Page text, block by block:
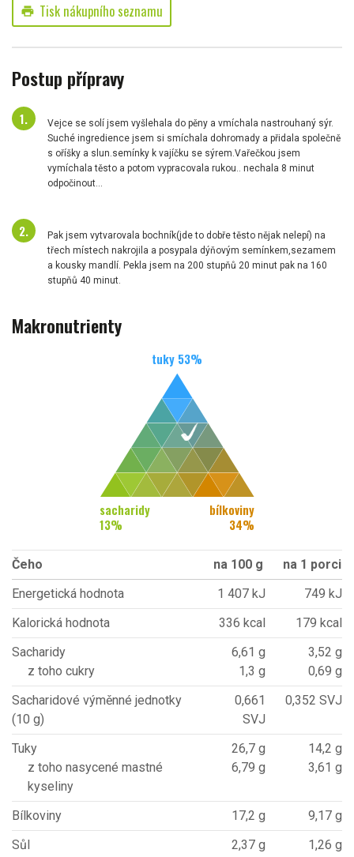
print Tisk nákupního seznamu
Postup přípravy
Vejce se solí jsem vyšlehala do pěny a vmíchala nastrouhaný sýr.
Suché ingredience jsem si smíchala dohromady a přidala společně
s oříšky a slun.semínky k vajíčku se sýrem.Vařečkou jsem
vymíchala těsto a potom vypracovala rukou.. nechala 8 minut
odpočinout…
Pak jsem vytvarovala bochník(jde to dobře těsto nějak nelepí) na
třech místech nakrojila a posypala dýňovým semínkem,sezamem
a kousky mandlí. Pekla jsem na 200 stupňů 20 minut pak na 160
stupňů 40 minut.
Makronutrienty
tuky 53%
sacharidy
13%
bílkoviny
34%
Čeho na 100 g
na 1 porci
Energetická hodnota
1 407 kJ
749 kJ
Kalorická hodnota
336 kcal
179 kcal
Sacharidy
z toho cukry
6,61 g
1,3 g
3,52 g
0,69 g
Sacharidové výměnné jednotky
(10 g)
0,661
SVJ
0,352 SVJ
Tuky
z toho nasycené mastné
kyseliny
26,7 g
6,79 g
14,2 g
3,61 g
Bílkoviny 17,2 g
9,17 g
Sůl
2,37 g 1,26 g